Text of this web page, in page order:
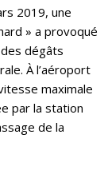
2019, une
» a provoqué
dégâts
À l’aéroport
maximale
par la station
de la